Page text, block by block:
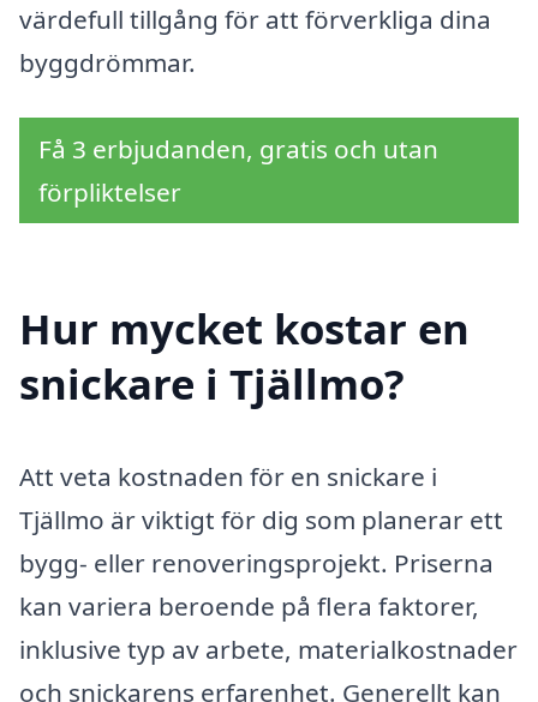
värdefull tillgång för att förverkliga dina
byggdrömmar.
Få 3 erbjudanden, gratis och utan
förpliktelser
Hur mycket kostar en
snickare i Tjällmo?
Att veta kostnaden för en snickare i
Tjällmo är viktigt för dig som planerar ett
bygg- eller renoveringsprojekt. Priserna
kan variera beroende på flera faktorer,
inklusive typ av arbete, materialkostnader
och snickarens erfarenhet. Generellt kan